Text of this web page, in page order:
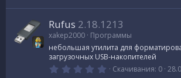
0
0
з
в
е
з
д
Rufus 2.18.1213
xakep2000 Программы
небольшая утилита для
загрузочных USB-накопителей
0 Скачивания 0